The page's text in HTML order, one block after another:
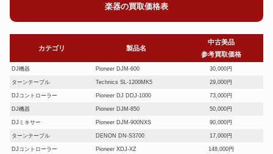
楽器の買取価格表
カテゴリ 製品名
中古美品
参考買取価格
DJ機器 Pioneer DJM-600 30,000円
ターンテーブル Technics SL-1200MK5 29,000円
DJコントローラー Pioneer DJ DDJ-1000 73,000円
DJ機器 Pioneer DJM-850 50,000円
DJミキサー Pioneer DJM-900NXS 90,000円
ターンテーブル DENON DN-S3700 17,000円
DJコントローラー Pioneer XDJ-XZ 148,000円